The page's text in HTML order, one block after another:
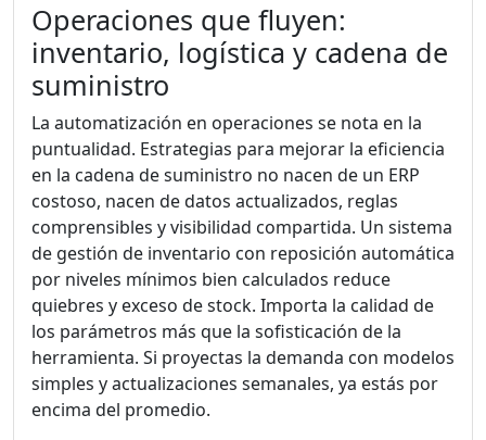
Operaciones que fluyen:
inventario, logística y cadena de
suministro
La automatización en operaciones se nota en la
puntualidad. Estrategias para mejorar la eficiencia
en la cadena de suministro no nacen de un ERP
costoso, nacen de datos actualizados, reglas
comprensibles y visibilidad compartida. Un sistema
de gestión de inventario con reposición automática
por niveles mínimos bien calculados reduce
quiebres y exceso de stock. Importa la calidad de
los parámetros más que la sofisticación de la
herramienta. Si proyectas la demanda con modelos
simples y actualizaciones semanales, ya estás por
encima del promedio.